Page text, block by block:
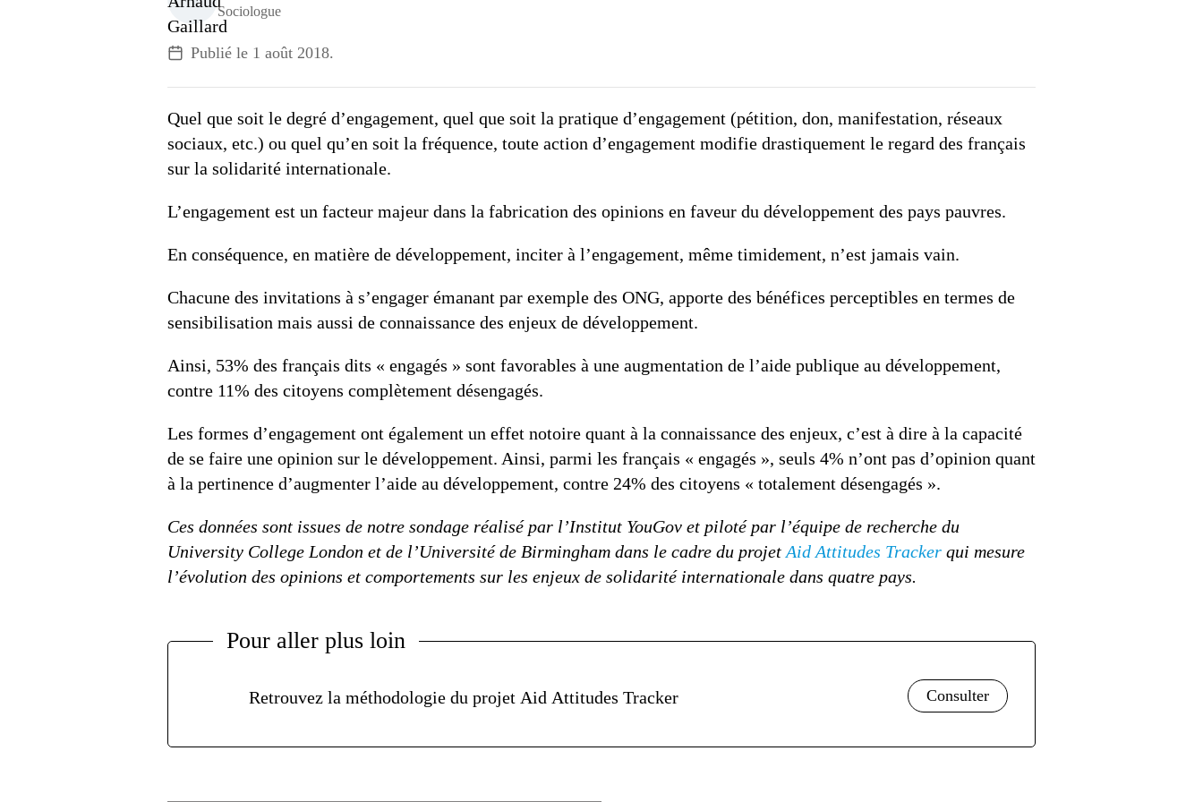
Sociologue
Publié le 1 août 2018.
Quel que soit le degré d’engagement, quel que soit la pratique d’engagement (pétition, don, manifestation, réseaux
sociaux, etc.) ou quel qu’en soit la fréquence, toute action d’engagement modifie drastiquement le regard des français
sur la solidarité internationale.
L’engagement est un facteur majeur dans la fabrication des opinions en faveur du développement des pays pauvres.
En conséquence, en matière de développement, inciter à l’engagement, même timidement, n’est jamais vain.
Chacune des invitations à s’engager émanant par exemple des ONG, apporte des bénéfices perceptibles en termes de
sensibilisation mais aussi de connaissance des enjeux de développement.
Ainsi, 53% des français dits « engagés » sont favorables à une augmentation de l’aide publique au développement,
contre 11% des citoyens complètement désengagés.
Les formes d’engagement ont également un effet notoire quant à la connaissance des enjeux, c’est à dire à la capacité
de se faire une opinion sur le développement. Ainsi, parmi les français « engagés », seuls 4% n’ont pas d’opinion quant
à la pertinence d’augmenter l’aide au développement, contre 24% des citoyens « totalement désengagés ».
Ces données sont issues de notre sondage réalisé par l’Institut YouGov et piloté par l’équipe de recherche du
University College London et de l’Université de Birmingham dans le cadre du projet Aid Attitudes Tracker qui mesure
l’évolution des opinions et comportements sur les enjeux de solidarité internationale dans quatre pays.
Pour aller plus loin
Retrouvez la méthodologie du projet Aid Attitudes Tracker